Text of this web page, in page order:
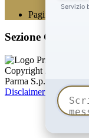
Pagina
Sezione Copyright
Copyright 2026 |
Parma S.p.A. |
Disclaimer trattamento